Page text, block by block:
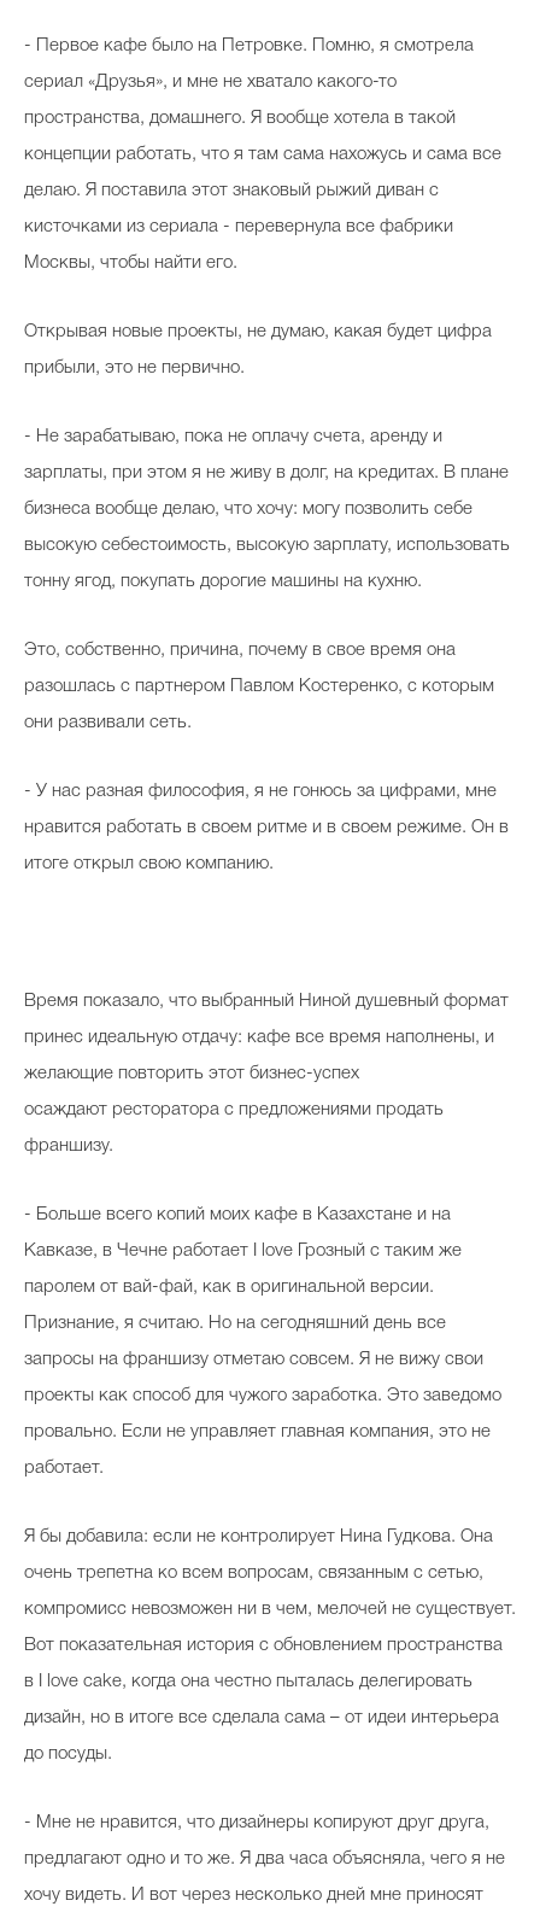
- Первое кафе было на Петровке. Помню, я смотрела
сериал «Друзья», и мне не хватало какого-то
пространства, домашнего. Я вообще хотела в такой
концепции работать, что я там сама нахожусь и сама все
делаю. Я поставила этот знаковый рыжий диван с
кисточками из сериала - перевернула все фабрики
Москвы, чтобы найти его.
Открывая новые проекты, не думаю, какая будет цифра
прибыли, это не первично.
- Не зарабатываю, пока не оплачу счета, аренду и
зарплаты, при этом я не живу в долг, на кредитах. В плане
бизнеса вообще делаю, что хочу: могу позволить себе
высокую себестоимость, высокую зарплату, использовать
тонну ягод, покупать дорогие машины на кухню.
Это, собственно, причина, почему в свое время она
разошлась с партнером Павлом Костеренко, с которым
они развивали сеть.
- У нас разная философия, я не гонюсь за цифрами, мне
нравится работать в своем ритме и в своем режиме. Он в
итоге открыл свою компанию.
Время показало, что выбранный Ниной душевный формат
принес идеальную отдачу: кафе все время наполнены, и
желающие повторить этот бизнес-успех
осаждают ресторатора с предложениями продать
франшизу.
- Больше всего копий моих кафе в Казахстане и на
Кавказе, в Чечне работает I love Грозный с таким же
паролем от вай-фай, как в оригинальной версии.
Признание, я считаю. Но на сегодняшний день все
запросы на франшизу отметаю совсем. Я не вижу свои
проекты как способ для чужого заработка. Это заведомо
провально. Если не управляет главная компания, это не
работает.
Я бы добавила: если не контролирует Нина Гудкова. Она
очень трепетна ко всем вопросам, связанным с сетью,
компромисс невозможен ни в чем, мелочей не существует.
Вот показательная история с обновлением пространства
в I love cake, когда она честно пыталась делегировать
дизайн, но в итоге все сделала сама – от идеи интерьера
до посуды.
- Мне не нравится, что дизайнеры копируют друг друга,
предлагают одно и то же. Я два часа объясняла, чего я не
хочу видеть. И вот через несколько дней мне приносят